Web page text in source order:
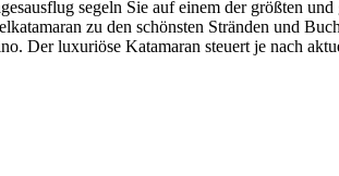
segeln Sie auf einem der größten und
zu den schönsten Stränden und
Der luxuriöse Katamaran steuert je nach